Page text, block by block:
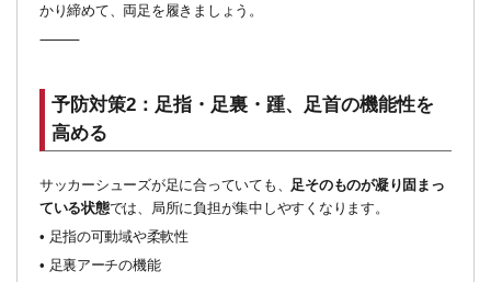
かり締めて、両足を履きましょう。
⸻
予防対策2：足指・足裏・踵、足首の機能性を
高める
サッカーシューズが足に合っていても、
足そのものが凝り固まっ
ている状態では、局所に負担が集中しやすくなります。
• 足指の可動域や柔軟性
• 足裏アーチの機能